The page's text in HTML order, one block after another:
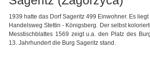
1939 hatte das Dorf Sageritz 499 Einwohner. Es
Handelsweg Stettin - Königsberg. Der selbst
Messtischblattes 1569 zeigt u.a. den Platz des
13. Jahrhundert die Burg Sageritz stand.